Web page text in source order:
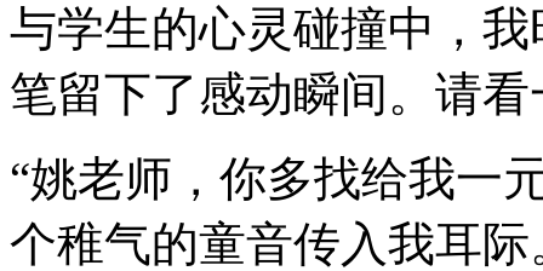
与学生的心灵碰撞中，
笔留下了感动瞬间。请看
“姚老师，你多找给我一
个稚气的童音传入我耳